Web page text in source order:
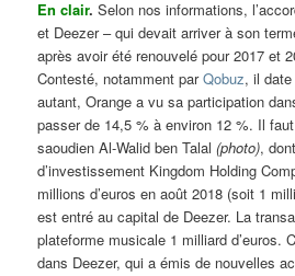
En clair. Selon nos informations,
et Deezer – qui devait arriver à son
après avoir été renouvelé pour 2017 et
Contesté, notamment parQobuz, il date
autant, Orange a vu sa participation
passer de 14,5 % à environ 12 %. Il
saoudien Al-Walid ben Talal(photo),
d’investissement Kingdom Holding
millions d’euros en août 2018 (soit 1
est entré au capital de Deezer. La
plateforme musicale 1 milliard d’euros.
dans Deezer, qui a émis de nouvelles